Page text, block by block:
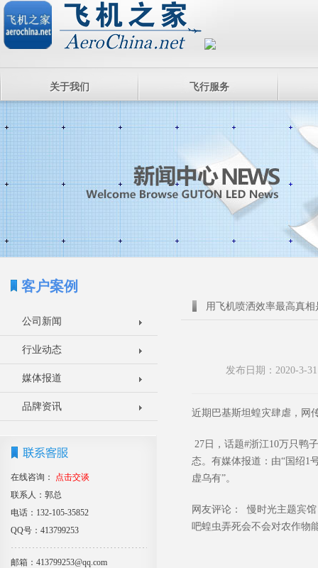
关于我们 飞行服务
客户案例
公司新闻
行业动态
媒体报道
品牌资讯
在线咨询：
点击交谈
联系人：郭总
电话：132-105-35852
QQ号：413799253
邮箱：413799253@qq.com
用飞机喷洒效率最高真相
发布日期：2020-3-
近期巴基斯坦蝗灾肆虐，网
27日，话题#浙江10万只鸭
态。有媒体报道：由“国绍1
虚乌有”。
网友评论： 慢时光主题宾
吧蝗虫弄死会不会对农作物